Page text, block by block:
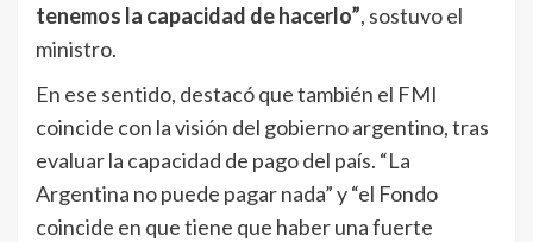
tenemos la capacidad de hacerlo”, sostuvo el
ministro.
En ese sentido, destacó que también el FMI
coincide con la visión del gobierno argentino, tras
evaluar la capacidad de pago del país. “La
Argentina no puede pagar nada” y “el Fondo
coincide en que tiene que haber una fuerte